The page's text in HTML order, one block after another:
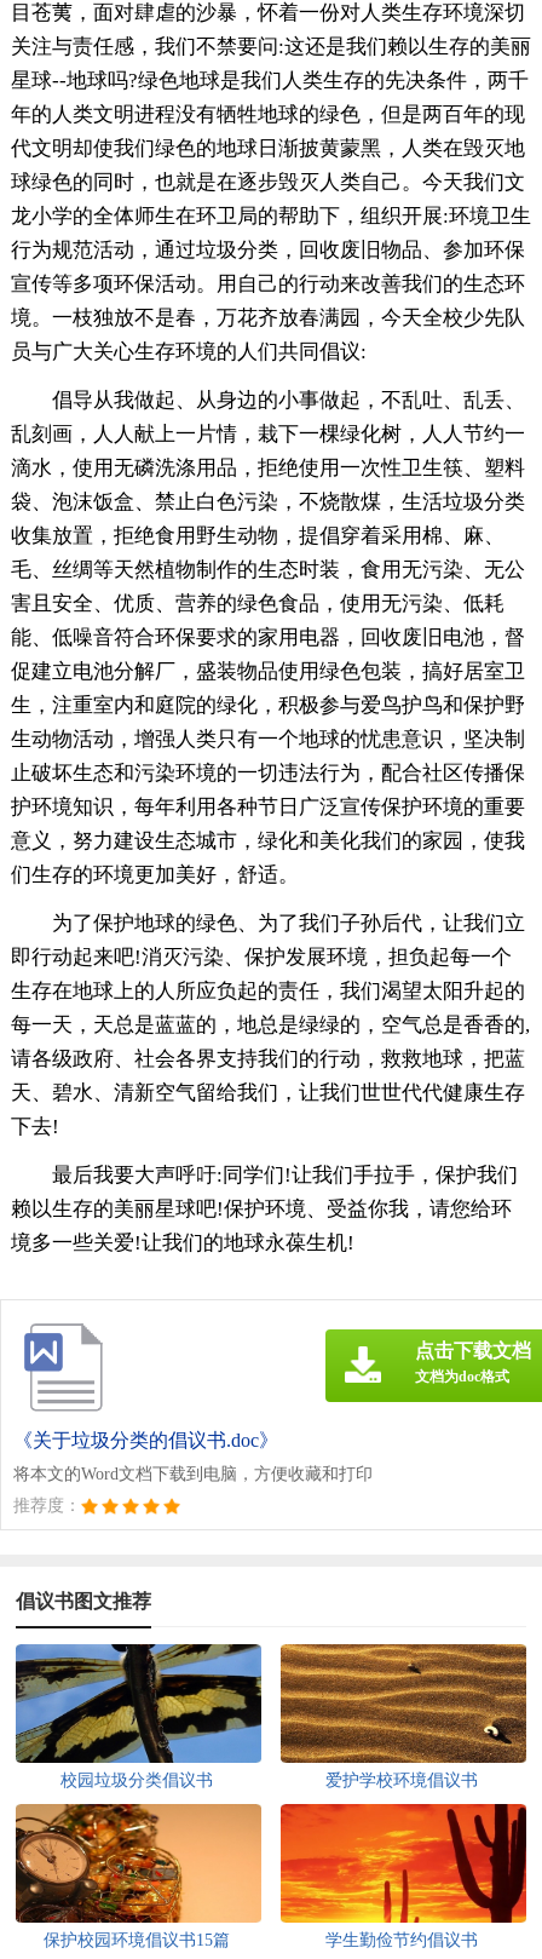
目苍荑，面对肆虐的沙暴，怀着一份对人类生存环境深切
关注与责任感，我们不禁要问:这还是我们赖以生存的美丽
星球--地球吗?绿色地球是我们人类生存的先决条件，两千
年的人类文明进程没有牺牲地球的绿色，但是两百年的现
代文明却使我们绿色的地球日渐披黄蒙黑，人类在毁灭地
球绿色的同时，也就是在逐步毁灭人类自己。今天我们文
龙小学的全体师生在环卫局的帮助下，组织开展:环境卫生
行为规范活动，通过垃圾分类，回收废旧物品、参加环保
宣传等多项环保活动。用自己的行动来改善我们的生态环
境。一枝独放不是春，万花齐放春满园，今天全校少先队
员与广大关心生存环境的人们共同倡议:
倡导从我做起、从身边的小事做起，不乱吐、乱丢、
乱刻画，人人献上一片情，栽下一棵绿化树，人人节约一
滴水，使用无磷洗涤用品，拒绝使用一次性卫生筷、塑料
袋、泡沫饭盒、禁止白色污染，不烧散煤，生活垃圾分类
收集放置，拒绝食用野生动物，提倡穿着采用棉、麻、
毛、丝绸等天然植物制作的生态时装，食用无污染、无公
害且安全、优质、营养的绿色食品，使用无污染、低耗
能、低噪音符合环保要求的家用电器，回收废旧电池，督
促建立电池分解厂，盛装物品使用绿色包装，搞好居室卫
生，注重室内和庭院的绿化，积极参与爱鸟护鸟和保护野
生动物活动，增强人类只有一个地球的忧患意识，坚决制
止破坏生态和污染环境的一切违法行为，配合社区传播保
护环境知识，每年利用各种节日广泛宣传保护环境的重要
意义，努力建设生态城市，绿化和美化我们的家园，使我
们生存的环境更加美好，舒适。
为了保护地球的绿色、为了我们子孙后代，让我们立
即行动起来吧!消灭污染、保护发展环境，担负起每一个
生存在地球上的人所应负起的责任，我们渴望太阳升起的
每一天，天总是蓝蓝的，地总是绿绿的，空气总是香香的,
请各级政府、社会各界支持我们的行动，救救地球，把蓝
天、碧水、清新空气留给我们，让我们世世代代健康生存
下去!
最后我要大声呼吁:同学们!让我们手拉手，保护我们
赖以生存的美丽星球吧!保护环境、受益你我，请您给环
境多一些关爱!让我们的地球永葆生机!
《关于垃圾分类的倡议书.doc》
将本文的Word文档下载到电脑，方便收藏和打印
推荐度：
点击下载文档
文档为doc格式
倡议书图文推荐
校园垃圾分类倡议书 爱护学校环境倡议书
保护校园环境倡议书15篇 学生勤俭节约倡议书